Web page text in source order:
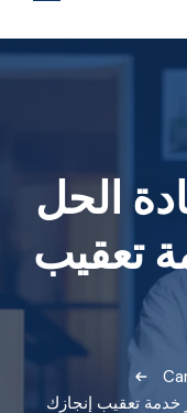
الحل
تعقيب
خدمة تعقيب إنجازك